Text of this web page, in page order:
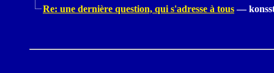
Re: une dernière question, qui s'adresse à tous —